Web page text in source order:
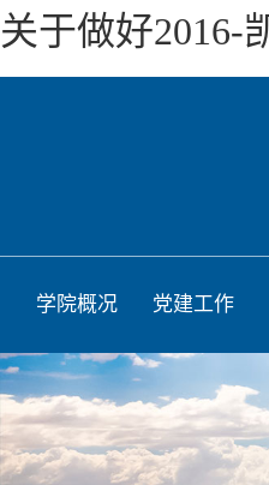
关于做好2016-
学院概况 党建工作